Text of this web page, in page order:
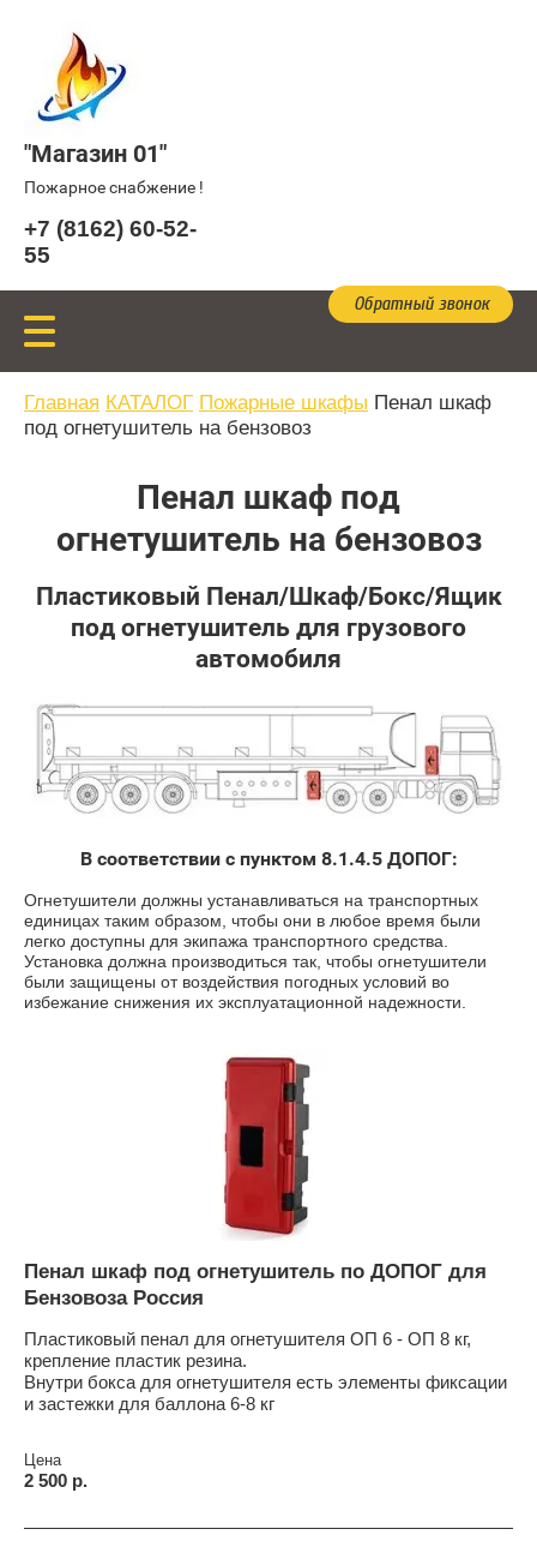
"Магазин 01"
Пожарное снабжение !
Обратный звонок
+7 (8162) 60-52-
55
Главная КАТАЛОГ Пожарные шкафы Пенал шкаф
под огнетушитель на бензовоз
Пенал шкаф под
огнетушитель на бензовоз
Пластиковый Пенал/Шкаф/Бокс/Ящик
под огнетушитель для грузового
автомобиля
В соответствии с пунктом 8.1.4.5 ДОПОГ:
Огнетушители должны устанавливаться на транспортных
единицах таким образом, чтобы они в любое время были
легко доступны для экипажа транспортного средства.
Установка должна производиться так, чтобы огнетушители
были защищены от воздействия погодных условий во
избежание снижения их эксплуатационной надежности.
Пенал шкаф под огнетушитель по ДОПОГ для
Бензовоза Россия
Пластиковый пенал для огнетушителя ОП 6 - ОП 8 кг,
крепление пластик резина.
Внутри бокса для огнетушителя есть элементы фиксации
и застежки для баллона 6-8 кг
Цена
2 500 р.